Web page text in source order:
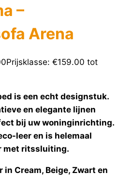
–
Arena
Prijsklasse: €159.00 tot
is een echt designstuk.
en elegante lijnen
bij uw woninginrichting.
leer en is helemaal
met ritssluiting.
in Cream, Beige, Zwart en